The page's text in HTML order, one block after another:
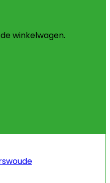
winkelwagen.